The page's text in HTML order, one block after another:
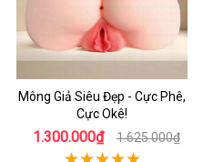
Mông Giả Siêu Đẹp - Cực Phê,
Cực Okê!
1.300.000₫ 1.625.000₫